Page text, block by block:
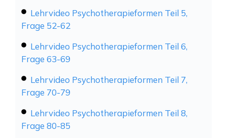
Lehrvideo Psychotherapieformen Teil 5,
Frage 52-62
Lehrvideo Psychotherapieformen Teil 6,
Frage 63-69
Lehrvideo Psychotherapieformen Teil 7,
Frage 70-79
Lehrvideo Psychotherapieformen Teil 8,
Frage 80-85